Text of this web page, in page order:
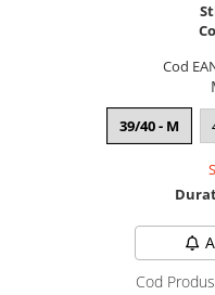
Cod
39/40 - M
Cod